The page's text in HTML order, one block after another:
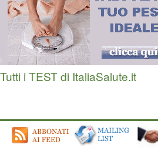
Tutti i TEST di ItaliaSalute.it